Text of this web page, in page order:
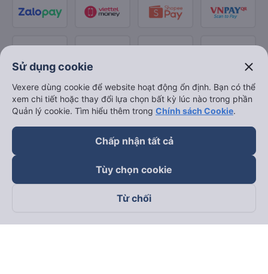
Theo dõi chúng tôi trên
Sử dụng cookie close
Vexere dùng cookie để website hoạt động ổn định. Bạn có thể
xem chi tiết hoặc thay đổi lựa chọn bất kỳ lúc nào trong phần
Quản lý cookie. Tìm hiểu thêm trong Chính sách Cookie.
Chấp nhận tất cả
Tùy chọn cookie
Từ chối